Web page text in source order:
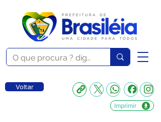
Voltar
Imprimir